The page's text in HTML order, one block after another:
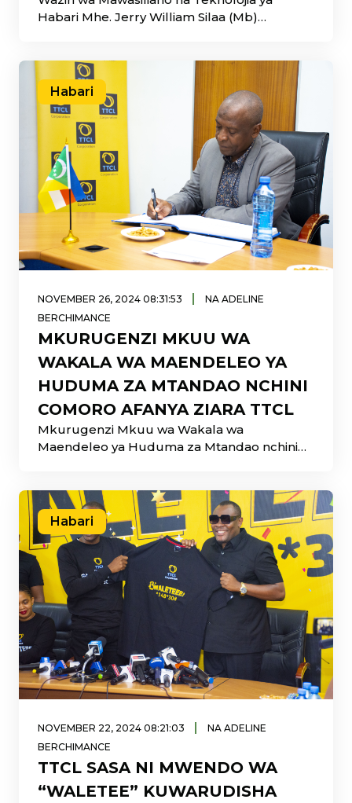
Habari Mhe. Jerry William Silaa (Mb)
Desemba, 2024, Makao Makuu ya TTCL, jijini
Dar es Salaam.
Habari
NOVEMBER 26, 2024 08:31:53 |
NA ADELINE
BERCHIMANCE
MKURUGENZI MKUU WA
WAKALA WA MAENDELEO YA
HUDUMA ZA MTANDAO NCHINI
COMORO AFANYA ZIARA TTCL
Mkurugenzi Mkuu wa Wakala wa
Maendeleo ya Huduma za Mtandao nchini
Habari
NOVEMBER 22, 2024 08:21:03
NA ADELINE
BERCHIMANCE
TTCL SASA NI MWENDO WA
“WALETEE” KUWARUDISHA